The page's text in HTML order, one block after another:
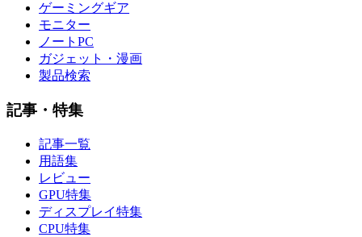
ゲーミングギア
モニター
ノートPC
ガジェット・漫画
製品検索
記事・特集
記事一覧
用語集
レビュー
GPU特集
ディスプレイ特集
CPU特集